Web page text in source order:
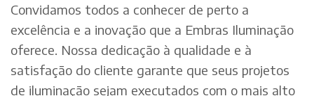
Convidamos todos a conhecer de perto a
excelência e a inovação que a Embras Iluminação
oferece. Nossa dedicação à qualidade e à
satisfação do cliente garante que seus projetos
de iluminação sejam executados com o mais alto